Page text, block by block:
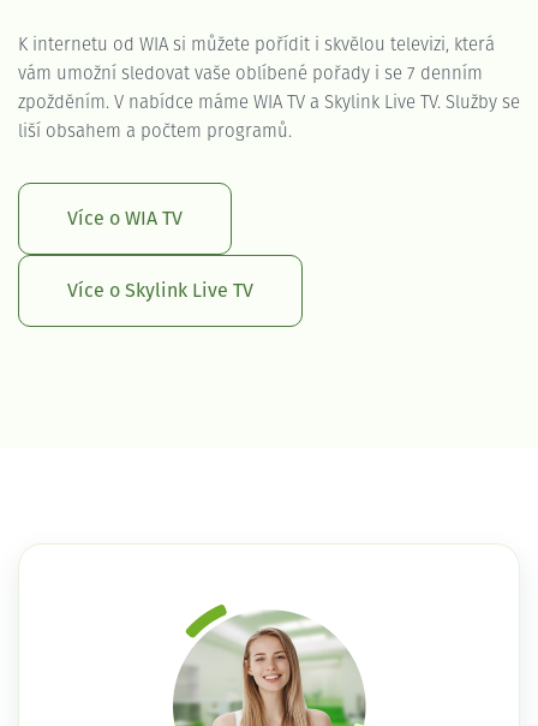
K internetu od WIA si můžete pořídit i skvělou televizi, která
vám umožní sledovat vaše oblíbené pořady i se 7 denním
zpožděním. V nabídce máme WIA TV a Skylink Live TV. Služby se
liší obsahem a počtem programů.
Více o WIA TV
Více o Skylink Live TV